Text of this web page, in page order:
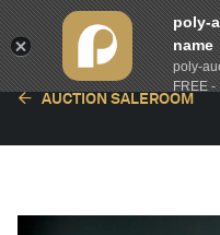
AUCTION SALEROOM
poly-
name
poly-
FREE -